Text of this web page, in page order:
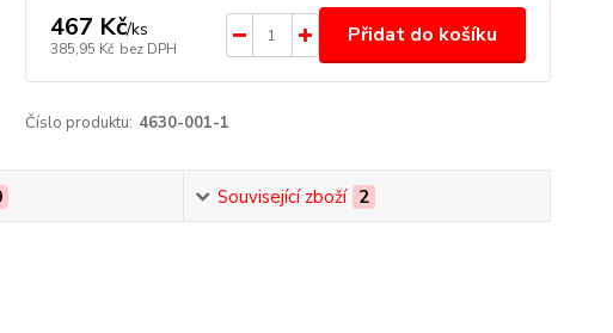
467 Kč/ks
385,95 Kč bez DPH
Přidat do košíku
Číslo produktu: 4630-001-1
Související zboží 2